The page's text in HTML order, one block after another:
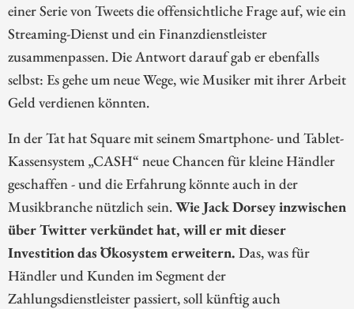
einer Serie von Tweets die offensichtliche Frage auf, wie ein
Streaming-Dienst und ein Finanzdienstleister
zusammenpassen. Die Antwort darauf gab er ebenfalls
selbst: Es gehe um neue Wege, wie Musiker mit ihrer Arbeit
Geld verdienen könnten.
In der Tat hat Square mit seinem Smartphone- und Tablet-
Kassensystem „CASH“ neue Chancen für kleine Händler
geschaffen - und die Erfahrung könnte auch in der
Musikbranche nützlich sein.Wie Jack Dorsey inzwischen
über Twitter verkündet hat, will er mit dieser
Investition das Ökosystem erweitern. Das, was für
Händler und Kunden im Segment der
Zahlungsdienstleister passiert, soll künftig auch